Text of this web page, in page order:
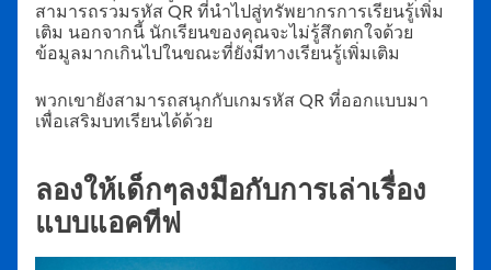
สามารถรวมรหัส QR ที่นำไปสู่ทรัพยากรการเรียนรู้เพิ่ม
เติม นอกจากนี้ นักเรียนของคุณจะไม่รู้สึกตกใจด้วย
ข้อมูลมากเกินไปในขณะที่ยังมีทางเรียนรู้เพิ่มเติม
พวกเขายังสามารถสนุกกับเกมรหัส QR ที่ออกแบบมา
เพื่อเสริมบทเรียนได้ด้วย
ลองให้เด็กๆลงมือกับการเล่าเรื่อง
แบบแอคทีฟ